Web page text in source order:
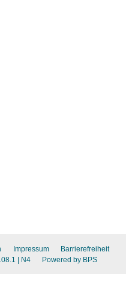
Impressum
Barrierefreiheit
| N4 Powered by BPS